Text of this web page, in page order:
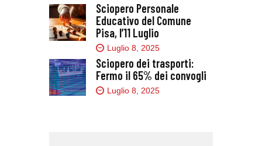
Sciopero Personale
Educativo del Comune
Pisa, l’11 Luglio
Luglio 8, 2025
Sciopero dei trasporti:
Fermo il 65% dei convogli
Luglio 8, 2025